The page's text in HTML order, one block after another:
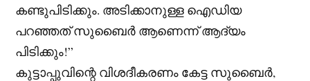
കണ്ടുപിടിക്കും. അടിക്കാനുള്ള ഐഡിയ
പറഞ്ഞത് സുബൈർ ആണെന്ന് ആദ്യം
പിടിക്കും!”
കുട്ടാപ്പുവിന്റെ വിശദീകരണം കേട്ട സുബൈർ,